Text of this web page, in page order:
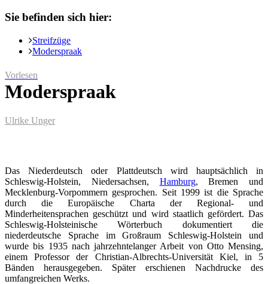
Sie befinden sich hier:
Streifzüge
Moderspraak
Vorlesen
Moderspraak
Ulrike Unger
Das Niederdeutsch oder Plattdeutsch wird hauptsächlich in
Schleswig-Holstein, Niedersachsen, Hamburg, Bremen und
Mecklenburg-Vorpommern gesprochen. Seit 1999 ist die Sprache
durch die Europäische Charta der Regional- und
Minderheitensprachen geschützt und wird staatlich gefördert. Das
Schleswig-Holsteinische Wörterbuch dokumentiert die
niederdeutsche Sprache im Großraum Schleswig-Holstein und
wurde bis 1935 nach jahrzehntelanger Arbeit von Otto Mensing,
einem Professor der Christian-Albrechts-Universität Kiel, in 5
Bänden herausgegeben. Später erschienen Nachdrucke des
umfangreichen Werks.